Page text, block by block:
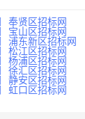
奉贤区招标网
宝山区招标网
浦东新区招标网
松江区招标网
杨浦区招标网
徐汇区招标网
静安区招标网
虹口区招标网